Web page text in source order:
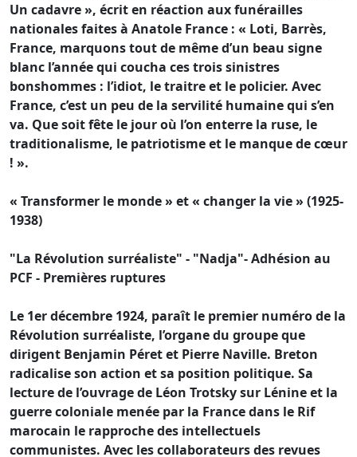
Un cadavre », écrit en réaction aux funérailles
nationales faites à Anatole France : « Loti, Barrès,
France, marquons tout de même d’un beau signe
blanc l’année qui coucha ces trois sinistres
bonshommes : l’idiot, le traitre et le policier. Avec
France, c’est un peu de la servilité humaine qui s’en
va. Que soit fête le jour où l’on enterre la ruse, le
traditionalisme, le patriotisme et le manque de cœur
! ».
« Transformer le monde » et « changer la vie » (1925-
1938)
"La Révolution surréaliste" - "Nadja"- Adhésion au
PCF - Premières ruptures
Le 1er décembre 1924, paraît le premier numéro de la
Révolution surréaliste, l’organe du groupe que
dirigent Benjamin Péret et Pierre Naville. Breton
radicalise son action et sa position politique. Sa
lecture de l’ouvrage de Léon Trotsky sur Lénine et la
guerre coloniale menée par la France dans le Rif
marocain le rapproche des intellectuels
communistes. Avec les collaborateurs des revues